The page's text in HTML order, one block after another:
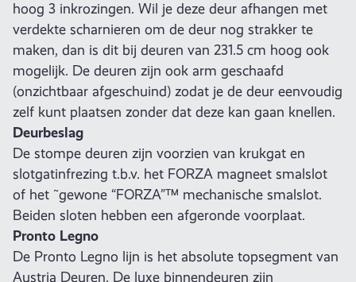
hoog 3 inkrozingen. Wil je deze deur afhangen met
verdekte scharnieren om de deur nog strakker te
maken, dan is dit bij deuren van 231.5 cm hoog ook
mogelijk. De deuren zijn ook arm geschaafd
(onzichtbaar afgeschuind) zodat je de deur eenvoudig
zelf kunt plaatsen zonder dat deze kan gaan knellen.
Deurbeslag
De stompe deuren zijn voorzien van krukgat en
slotgatinfrezing t.b.v. het FORZA magneet smalslot
of het ˜gewone “FORZA”™ mechanische smalslot.
Beiden sloten hebben een afgeronde voorplaat.
Pronto Legno
De Pronto Legno lijn is het absolute topsegment van
Austria Deuren. De luxe binnendeuren zijn